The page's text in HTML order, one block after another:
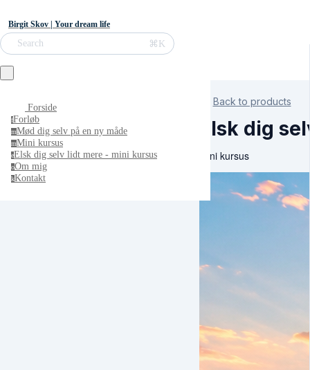
Birgit Skov | Your dream life
Search ⌘K
Forside
fForløb
mMød dig selv på en ny måde
mMini kursus
eElsk dig selv lidt mere - mini kursus
oOm mig
kKontakt
Back to products
Elsk dig
Mini kursus